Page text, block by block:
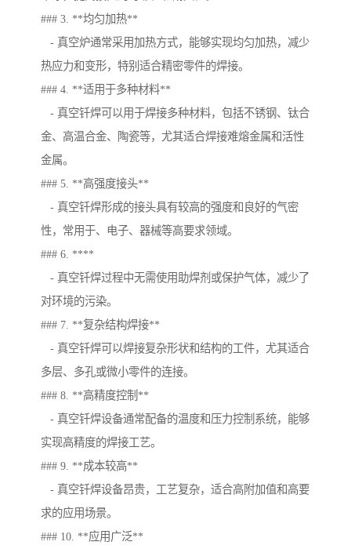
### 3. **均匀加热**
- 真空炉通常采用加热方式，能够实现均匀加热，减少
热应力和变形，特别适合精密零件的焊接。
### 4. **适用于多种材料**
- 真空钎焊可以用于焊接多种材料，包括不锈钢、钛合
金、高温合金、陶瓷等，尤其适合焊接难熔金属和活性
金属。
### 5. **高强度接头**
- 真空钎焊形成的接头具有较高的强度和良好的气密
性，常用于、电子、器械等高要求领域。
### 6. ****
- 真空钎焊过程中无需使用助焊剂或保护气体，减少了
对环境的污染。
### 7. **复杂结构焊接**
- 真空钎焊可以焊接复杂形状和结构的工件，尤其适合
多层、多孔或微小零件的连接。
### 8. **高精度控制**
- 真空钎焊设备通常配备的温度和压力控制系统，能够
实现高精度的焊接工艺。
### 9. **成本较高**
- 真空钎焊设备昂贵，工艺复杂，适合高附加值和高要
求的应用场景。
### 10. **应用广泛**